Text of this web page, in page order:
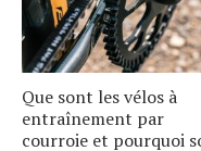
Que sont les vélos à
entraînement par
courroie et pourquoi